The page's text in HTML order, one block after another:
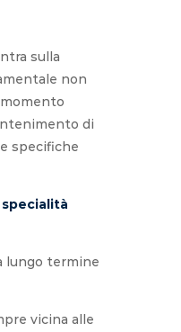
sulla
non
di
specifiche
lungo termine
vicina alle